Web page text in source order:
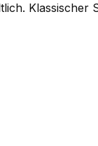
Klassischer